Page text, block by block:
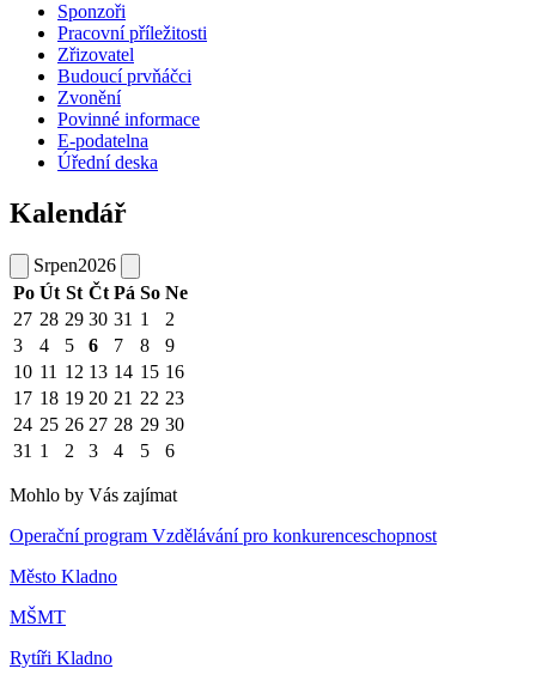
Sponzoři
Pracovní příležitosti
Zřizovatel
Budoucí prvňáčci
Zvonění
Povinné informace
E-podatelna
Úřední deska
Kalendář
Srpen2026
Po Út St Čt Pá So Ne
27 28 29 30 31 1
2
3
4 5 6 7 8
9
10 11 12 13 14 15 16
17 18 19 20 21 22 23
24 25 26 27 28 29 30
31 1 2 3 4 5 6
Mohlo by Vás zajímat
Operační program Vzdělávání pro konkurenceschopnost
Město Kladno
MŠMT
Rytíři Kladno